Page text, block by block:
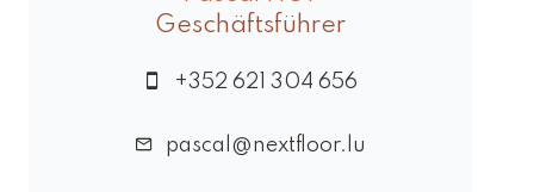
Geschäftsführer
+352 621 304 656
pascal@nextfloor.lu